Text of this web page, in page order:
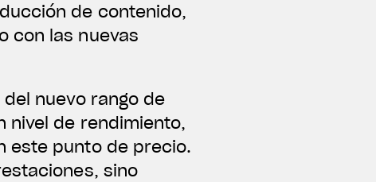
de contenido,
con las nuevas
nuevo rango de
nivel de rendimiento,
este punto de precio.
sino